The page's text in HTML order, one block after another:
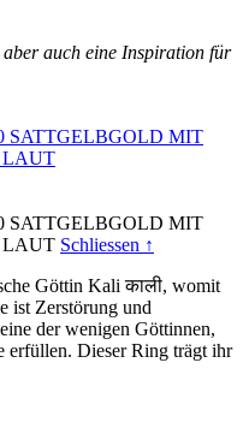
auch eine Inspiration für
SATTGELBGOLD MIT
LAUT
SATTGELBGOLD MIT
LAUT Schliessen ↑
Göttin Kali काली, womit
ist Zerstörung und
der wenigen Göttinnen,
erfüllen. Dieser Ring trägt ihr